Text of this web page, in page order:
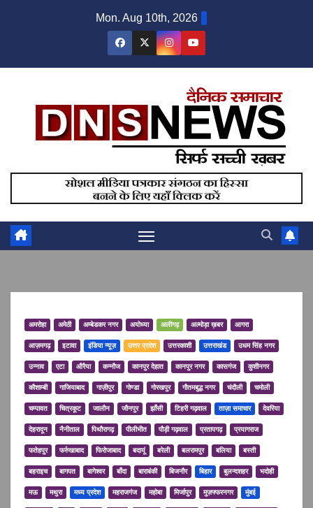
Mon. Aug 10th, 2026
अमरोहा अमेठी अम्बेडकर नगर अयोध्या अलीगढ़ अल्मोड़ा ख़बर आगरा
आज़मगढ़ इटावा इंडिया न्यूज़ उत्तर प्रदेश उत्तरकाशी उत्तराखंड उधम सिंह नगर
उन्नाव एटा औरैया कन्नौज कानपुर देहात कानपुर नगर कासगंज कुशीनगर
कौशाम्बी गाजियाबाद गाज़ीपुर गोण्डा गोरखपुर गौतमबुद्ध नगर चंदौली चमोली
चम्पावत चित्रकूट जालौन जौनपुर झाँसी टिहरी गढ़वाल ताज़ा समाचार देवरिया
देहरादून नैनीताल पिथौरागढ़ पीलीभीत पौड़ी गढ़वाल प्रतापगढ़ प्रयागराज
फतेहपुर फर्रुखाबाद फिरोजाबाद बदायूं बरेली बलरामपुर बलिया बस्ती
बहराइच बागपत बागेश्वर बाँदा बाराबंकी बिजनौर बिहार बुलन्दशहर भदोही
मऊ मथुरा मध्य प्रदेश महराजगंज महोबा मिर्जापुर मुज़फ्फरनगर मुंबई